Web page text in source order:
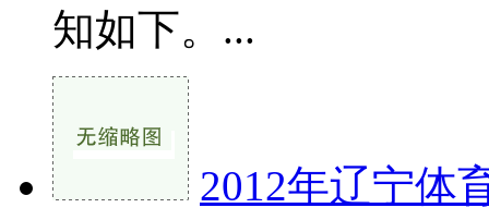
知如下。...
2012年辽宁体